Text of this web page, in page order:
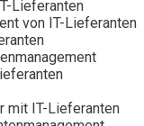
Lieferanten
von IT-Lieferanten
mit IT-Lieferanten